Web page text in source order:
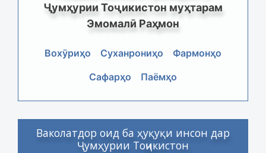
Ҷумҳурии Тоҷикистон муҳтарам
Эмомалӣ Раҳмон
Вохӯриҳо Суханрониҳо
Фармонҳо
Сафарҳо
Паёмҳо
Ваколатдор оид ба ҳуқуқи инсон дар
Ҷумҳурии Тоҷикистон